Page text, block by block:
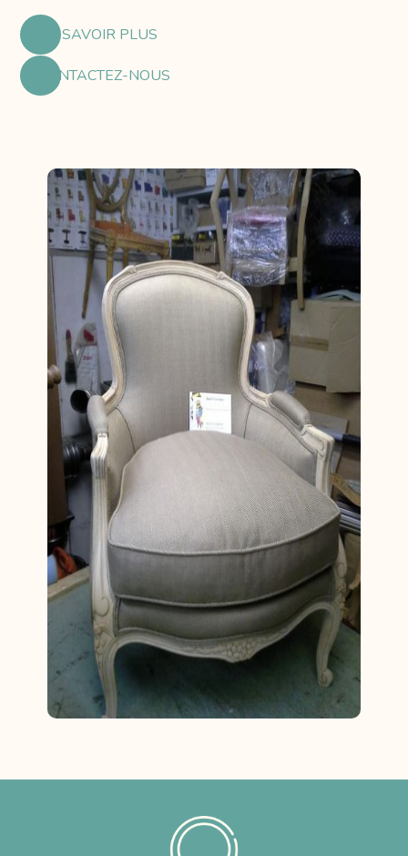
EN SAVOIR PLUS
CONTACTEZ-NOUS